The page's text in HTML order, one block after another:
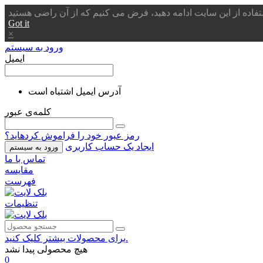
Got it
×
ورود به سیستم
ایمیل
آدرس ایمیل اشتباه است
کلمه‌ی عبور
رمز عبور خود را فراموش کردهاید؟
ورود به سیستم
ایجاد یک حساب کاربری
تماس با ما
مقایسه
فهرست
تنظیمات
برای محصولات بیشتر کلیک کنید.
هیچ محصولی پیدا نشد
0